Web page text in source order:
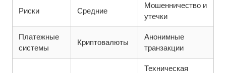
Риски Средние
Мошенничество и
утечки
Платежные
системы
Криптовалюты
Анонимные
транзакции
Техническая